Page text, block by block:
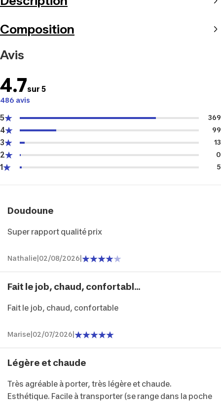
Composition
Avis
4.7sur 5
486 avis
5 369
4 99
3 13
2 0
1 5
Doudoune
Super rapport qualité prix
Nathalie 02/08/2026
Fait le job, chaud, confortabl...
Fait le job, chaud, confortable
Marise 02/07/2026
Légère et chaude
Très agréable à porter, très légère et chaude.
Esthétique. Facile à transporter (se range dans la poche